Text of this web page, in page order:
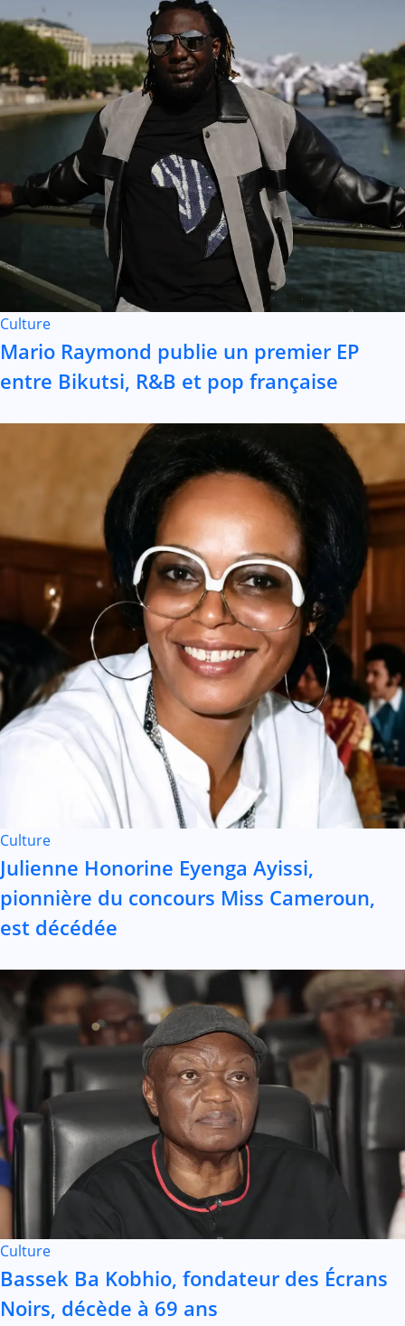
Culture
Mario Raymond publie un premier EP
entre Bikutsi, R&B et pop française
Culture
Julienne Honorine Eyenga Ayissi,
pionnière du concours Miss Cameroun,
est décédée
Culture
Bassek Ba Kobhio, fondateur des Écrans
Noirs, décède à 69 ans